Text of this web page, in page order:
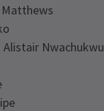
Alistair Nwachukwu